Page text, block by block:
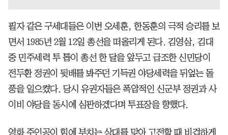
필자 같은 구세대들은 이번 오세훈, 한동훈의 극적 승리를 보
면서 1985년 2월 12일 총선을 떠올리게 된다. 김영삼, 김대
중 민주세력 투 톱이 총선 한 달을 앞두고 급조한 신민당이
전두환 정권이 뒷배를 봐주던 기득권 야당세력을 뒤엎는 돌
풍을 일으켰다. 당시 유권자들은 폭압적인 신군부 정권과 사
이비 야당을 동시에 심판하겠다며 투표장을 향했다.
영화 주인공이 힘에 부치는 상대를 맞아 고전할 때 비겁하게